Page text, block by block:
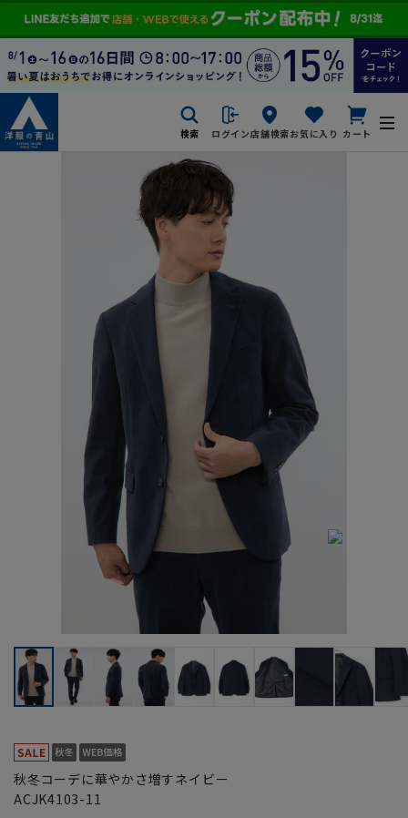
検索 ログイン店舗検索お気に入り カート
秋冬コーデに華やかさ増すネイビー
ACJK4103-11